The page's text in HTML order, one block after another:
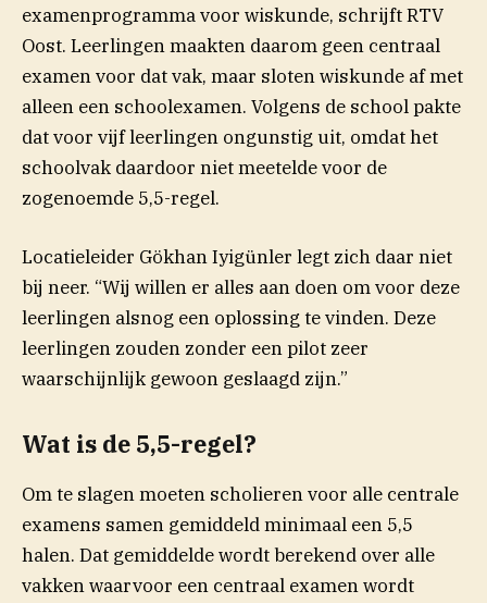
examenprogramma voor wiskunde, schrijft RTV
Oost(opent in nieuw venster)
. Leerlingen maakten daarom geen centraal
examen voor dat vak, maar sloten wiskunde af met
alleen een schoolexamen. Volgens de school pakte
dat voor vijf leerlingen ongunstig uit, omdat het
schoolvak daardoor niet meetelde voor de
zogenoemde 5,5-regel.
Locatieleider Gökhan Iyigünler legt zich daar niet
bij neer. “Wij willen er alles aan doen om voor deze
leerlingen alsnog een oplossing te vinden. Deze
leerlingen zouden zonder een pilot zeer
waarschijnlijk gewoon geslaagd zijn.”
Wat is de 5,5-regel?
Om te slagen moeten scholieren voor alle centrale
examens samen gemiddeld minimaal een 5,5
halen. Dat gemiddelde wordt berekend over alle
vakken waarvoor een centraal examen wordt